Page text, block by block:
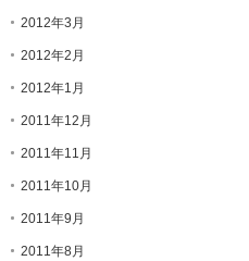
2012年3月
2012年2月
2012年1月
2011年12月
2011年11月
2011年10月
2011年9月
2011年8月